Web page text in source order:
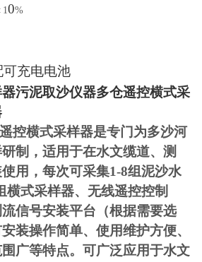
10%
可充电电池
污泥取沙仪器多仓遥控横式采
遥控横式采样器是专门为多沙河
制，适用于在水文缆道、测
用，每次可采集1-8组泥沙水
横式采样器、无线遥控控制
信号安装平台（根据需要选
安装操作简单、使用维护方便、
广等特点。可广泛应用于水文